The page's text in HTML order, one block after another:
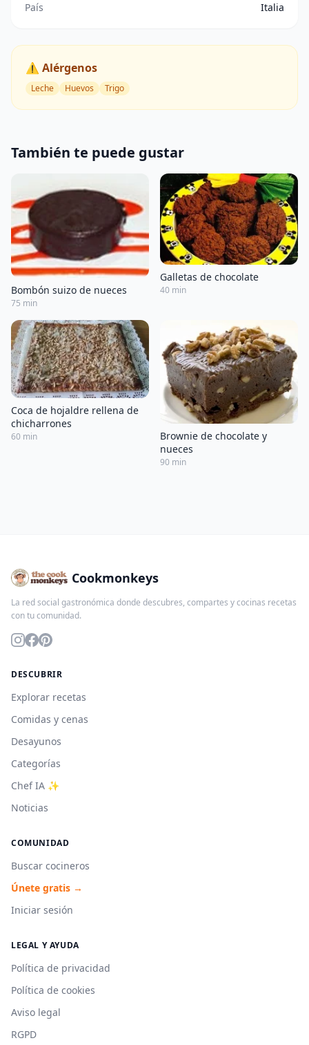
País
Italia
⚠️ Alérgenos
Leche Huevos Trigo
También te puede gustar
Bombón suizo de nueces
75 min
Galletas de chocolate
40 min
Coca de hojaldre rellena de
chicharrones
60 min
Brownie de chocolate y
nueces
90 min
Cookmonkeys
La red social gastronómica donde descubres, compartes y cocinas recetas
con tu comunidad.
DESCUBRIR
Explorar recetas
Comidas y cenas
Desayunos
Categorías
Chef IA ✨
Noticias
COMUNIDAD
Buscar cocineros
Únete gratis →
Iniciar sesión
LEGAL Y AYUDA
Política de privacidad
Política de cookies
Aviso legal
RGPD